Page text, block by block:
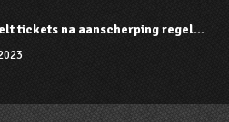
tickets na aanscherping regel...